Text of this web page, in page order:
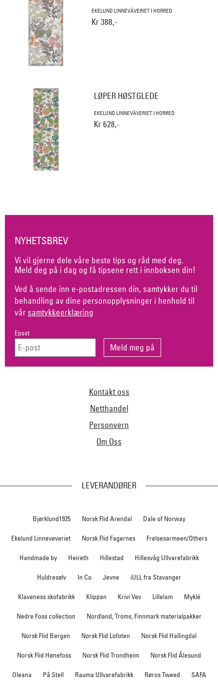
EKELUND LINNEVÄVERIET I HORRED
Kr 388,-
LØPER HØSTGLEDE
EKELUND LINNEVÄVERIET I HORRED
Kr 628,-
NYHETSBREV
Vi vil gjerne dele våre beste tips og råd med deg.
Meld deg på i dag og få tipsene rett i innboksen din!
Ved å sende inn e-postadressen din, samtykker du til
behandling av dine personopplysninger i henhold til
vår samtykkeerklæring
Epost
Kontakt oss
Netthandel
Personvern
Om Oss
LEVERANDØRER
Bjørklund1925 Norsk Flid Arendal Dale of Norway
Ekelund Linneveveriet Norsk Flid Fagernes Frelsesarmeen/Others
Handmade by Heireth Hillestad Hillesvåg Ullvarefabrikk
Huldresølv In Co Jevne iULL fra Stavanger
Klaveness skofabrikk Klippan Krivi Vev Lillelam Myklé
Nedre Foss collection Nordland, Troms, Finnmark materialpakker
Norsk Flid Bergen Norsk Flid Lofoten Norsk Flid Hallingdal
Norsk Flid Hønefoss Norsk Flid Trondheim Norsk Flid Ålesund
Oleana På Stell Rauma Ullvarefabrikk Røros Tweed SAFA